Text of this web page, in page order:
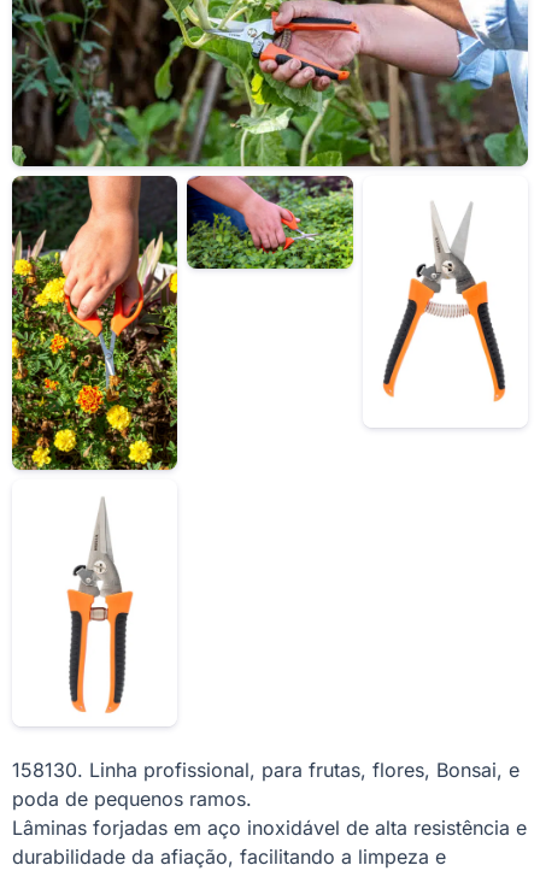
158130. Linha profissional, para frutas, flores, Bonsai, e
poda de pequenos ramos.
Lâminas forjadas em aço inoxidável de alta resistência e
durabilidade da afiação, facilitando a limpeza e